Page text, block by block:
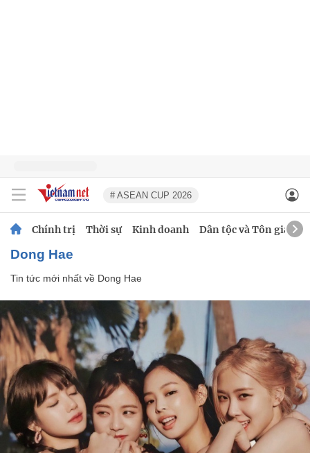
# ASEAN CUP 2026
Chính trị Thời sự Kinh doanh Dân tộc và Tôn giáo
Dong Hae
Tin tức mới nhất về Dong Hae